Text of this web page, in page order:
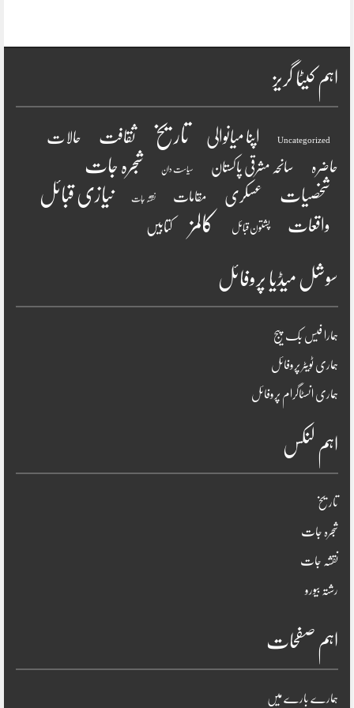
اہم کیٹا گریز
Uncategorized اپنا میانوالی تاریخ ثقافت حالات
حاضرہ سانحہ مشرقی پاکستان سیاست دان شجرہ جات
شخصیات عسکری مقامات نقشہ جات نیازی قبائل
واقعات پشتون قبائل کالمز کتابیں
سوشل میڈیا پروفائل
ہمارا فیس بک پیج
ہماری ٹویٹر پروفائل
ہماری انسٹاگرام پروفائل
اہم لنکس
تاریخ
شجرہ جات
نقشہ جات
رشتہ بیورو
اہم صفحات
ہمارے بارے میں